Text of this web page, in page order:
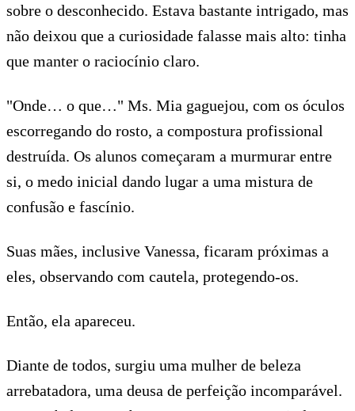
sobre o desconhecido. Estava bastante intrigado, mas
não deixou que a curiosidade falasse mais alto: tinha
que manter o raciocínio claro.
"Onde… o que…" Ms. Mia gaguejou, com os óculos
escorregando do rosto, a compostura profissional
destruída. Os alunos começaram a murmurar entre
si, o medo inicial dando lugar a uma mistura de
confusão e fascínio.
Suas mães, inclusive Vanessa, ficaram próximas a
eles, observando com cautela, protegendo-os.
Então, ela apareceu.
Diante de todos, surgiu uma mulher de beleza
arrebatadora, uma deusa de perfeição incomparável.